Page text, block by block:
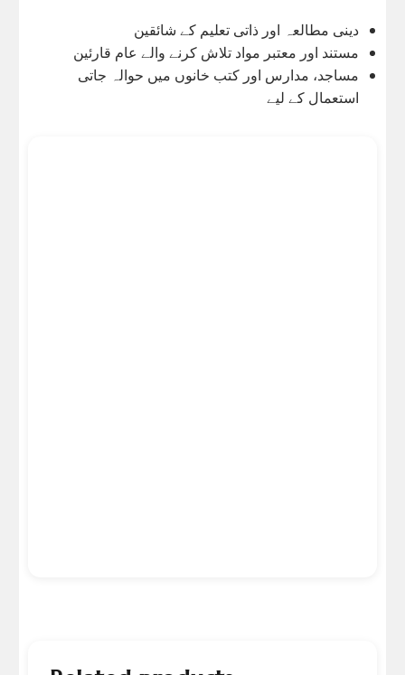
دینی مطالعہ اور ذاتی تعلیم کے شائقین
مستند اور معتبر مواد تلاش کرنے والے عام قارئین
مساجد، مدارس اور کتب خانوں میں حوالہ جاتی
استعمال کے لیے